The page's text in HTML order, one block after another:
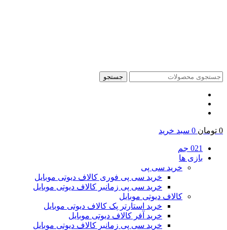
جستجو
0 تومان 0 سبد خرید
021 جم
بازی ها
خرید سی پی
خرید سی پی فوری کالاف دیوتی موبایل
خرید سی پی زمانبر کالاف دیوتی موبایل
کالاف دیوتی موبایل
خرید استارتر پک کالاف دیوتی موبایل
خرید آفر کالاف دیوتی موبایل
خرید سی پی زمانبر کالاف دیوتی موبایل